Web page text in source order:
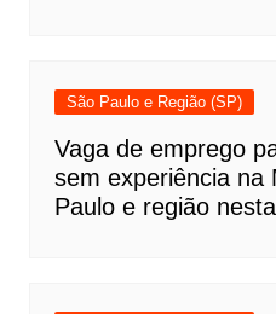
São Paulo e Região (SP)
Vaga de emprego
sem experiência na
Paulo e região